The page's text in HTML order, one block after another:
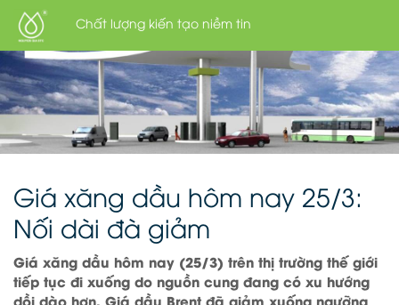
Chất lượng kiến tạo niềm tin
Giá xăng dầu hôm nay 25/3:
Nối dài đà giảm
Giá xăng dầu hôm nay (25/3) trên thị trường thế giới
tiếp tục đi xuống do nguồn cung đang có xu hướng
dồi dào hơn. Giá dầu Brent đã giảm xuống ngưỡng